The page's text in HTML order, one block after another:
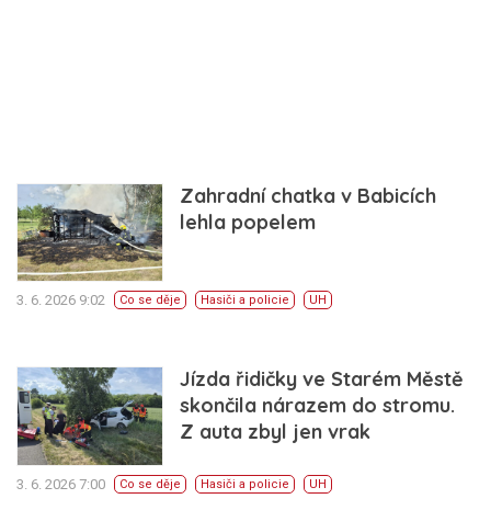
Zahradní chatka v Babicích
lehla popelem
3. 6. 2026 9:02 Co se děje Hasiči a policie UH
Jízda řidičky ve Starém Městě
skončila nárazem do stromu.
Z auta zbyl jen vrak
3. 6. 2026 7:00 Co se děje Hasiči a policie UH